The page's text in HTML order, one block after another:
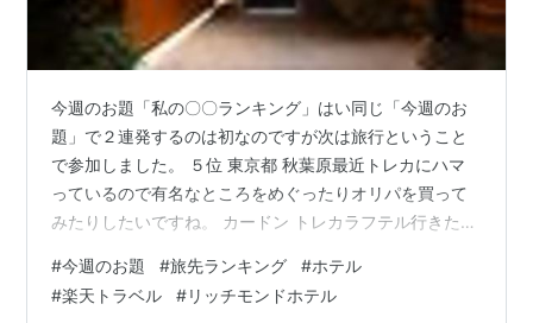
今週のお題「私の〇〇ランキング」はい同じ「今週のお
題」で２連発するのは初なのですが次は旅行ということ
で参加しました。 ５位 東京都 秋葉原最近トレカにハマ
っているので有名なところをめぐったりオリパを買って
みたりしたいですね。 カードン トレカラフテル行きたい
どまずは秋葉原ですね。そして本場のアニソンバーとか
ちょっと勉強に行ってみたいです。ホテルリソルステイ
#今週のお題 #旅先ランキング #ホテル
#楽天トラベル #リッチモンドホテル